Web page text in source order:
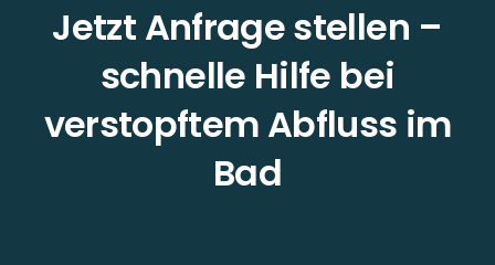
Jetzt Anfrage stellen –
schnelle Hilfe bei
verstopftem Abfluss im
Bad